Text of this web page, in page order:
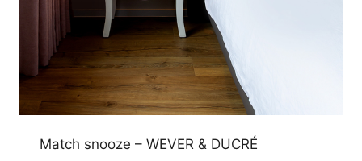
Match snooze – WEVER & DUCRÉ